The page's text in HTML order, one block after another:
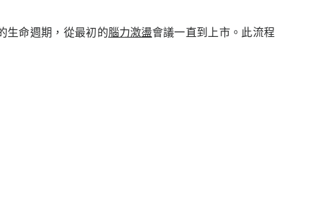
生命週期，從最初的腦力激盪會議一直到上市。此流程